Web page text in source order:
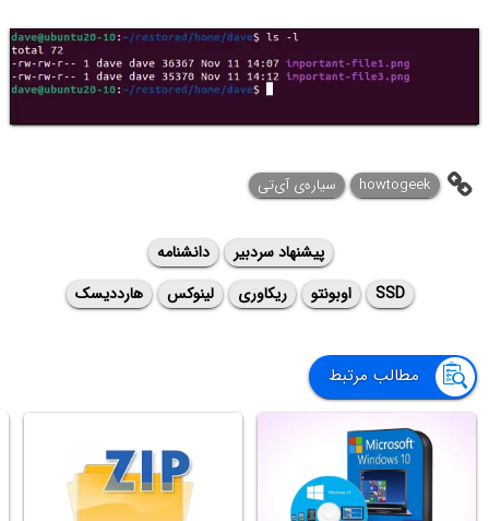
howtogeek سیاره‌ی آی‌تی
پیشنهاد سردبیر
دانشنامه
SSD
اوبونتو ریکاوری لینوکس هارددیسک
مطالب مرتبط